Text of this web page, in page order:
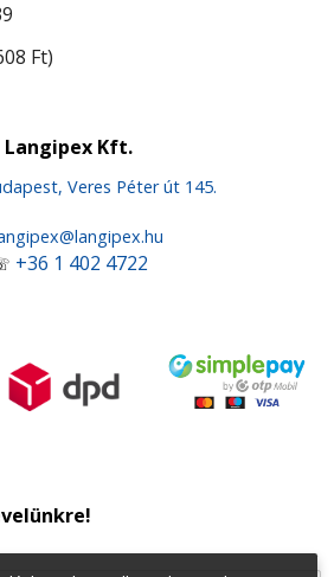
Ft)
Langipex Kft.
Veres Péter út 145.
+36 1 402 4722